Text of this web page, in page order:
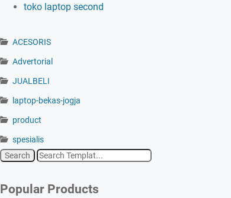
toko laptop second
ACESORIS
Advertorial
JUALBELI
laptop-bekas-jogja
product
spesialis
Popular Products